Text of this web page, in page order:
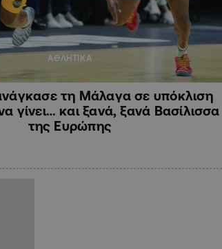
ΑΘΛΗΤΙΚΑ
τη Μάλαγα σε υπόκλιση
γίνει… και ξανά, ξανά Βασίλισσα
της Ευρώπης